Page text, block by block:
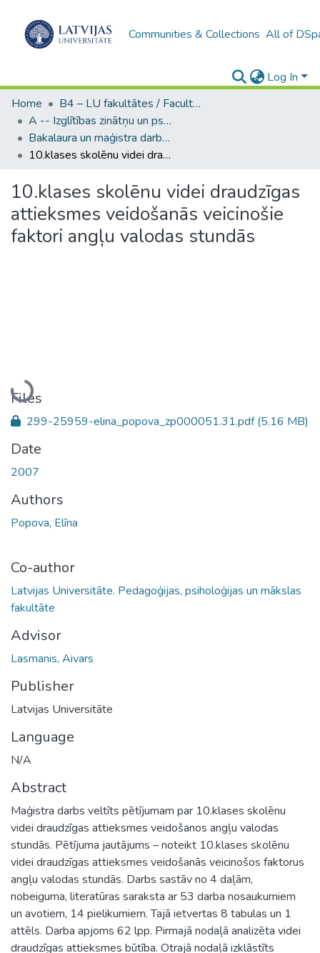
Communities & Collections All of
Log In
Home
B4 – LU fakultātes / Faculties of the UL
A -- Izglītības zinātņu un psiholoģijas fakultāte / Faculty of Education Sciences and Psychology
Bakalaura un maģistra darbi (PPMF) / Bachelor's and Master's theses
10.klases skolēnu videi draudzīgas attieksmes veidošanās veicinošie faktori angļu valodas stundās
10.klases skolēnu videi draudzīgas
attieksmes veidošanās veicinošie
faktori angļu valodas stundās
Loading...
Files
299-25959-elina_popova_zp000051.31.pdf(5.16 MB)
Date
2007
Authors
Popova, Elīna
Co-author
Latvijas Universitāte. Pedagoģijas, psiholoģijas un mākslas
fakultāte
Advisor
Lasmanis, Aivars
Publisher
Latvijas Universitāte
Language
N/A
Abstract
Maģistra darbs veltīts pētījumam par 10.klases skolēnu
videi draudzīgas attieksmes veidošanos angļu valodas
stundās. Pētījuma jautājums – noteikt 10.klases skolēnu
videi draudzīgas attieksmes veidošanās veicinošos faktorus
angļu valodas stundās. Darbs sastāv no 4 daļām,
nobeiguma, literatūras saraksta ar 53 darba nosaukumiem
un avotiem, 14 pielikumiem. Tajā ietvertas 8 tabulas un 1
attēls. Darba apjoms 62 lpp. Pirmajā nodaļā analizēta videi
draudzīgas attieksmes būtība. Otrajā nodaļā izklāstīts